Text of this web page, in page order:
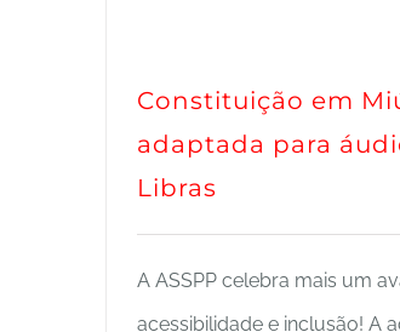
Constituição em
adaptada para
Libras
A ASSPP celebra mais um
acessibilidade e inclusão! A